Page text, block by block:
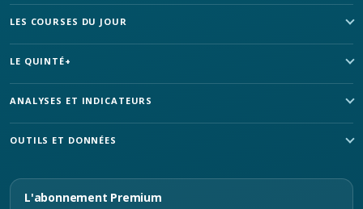
LES COURSES DU JOUR
LE QUINTÉ+
ANALYSES ET INDICATEURS
OUTILS ET DONNÉES
L'abonnement Premium